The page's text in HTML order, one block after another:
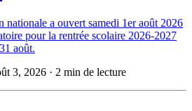
nationale a ouvert samedi 1er août 2026
pour la rentrée scolaire 2026-2027
août.
3, 2026 · 2 min de lecture